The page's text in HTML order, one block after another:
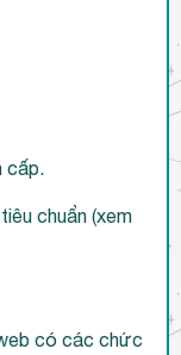
cấp.
chuẩn (xem
có các chức